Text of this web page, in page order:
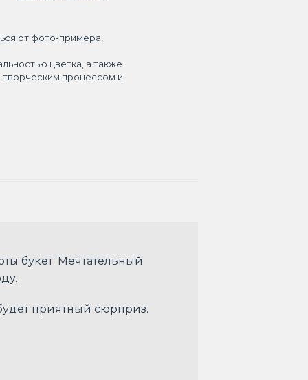
от фото-примера,
цветка, а также
творческим процессом и
букет. Мечтательный
приятный сюрприз.